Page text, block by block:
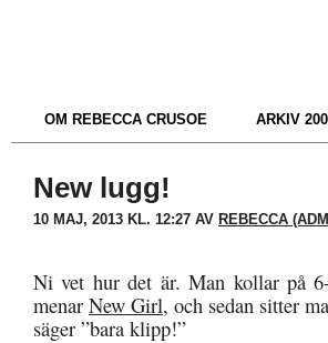
OM REBECCA CRUSOE ARKIV
New lugg!
10 MAJ, 2013 KL. 12:27 AV REBECCA
Ni vet hur det är. Man kollar på
menar New Girl, och sedan sitter
säger ”bara klipp!”